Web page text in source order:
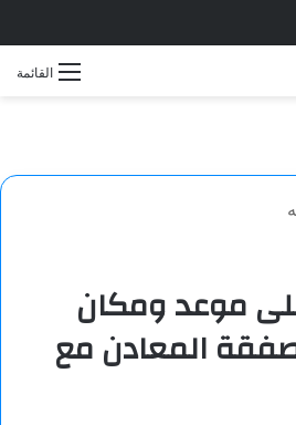
الأديب التونسي: معز ماني
القائمة
موعد ومكان
المعادن مع